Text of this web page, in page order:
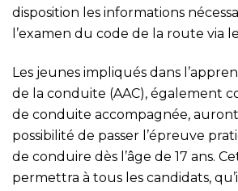
disposition les informations
l’examen du code de la route via
Les jeunes impliqués dans
de la conduite (AAC), également
de conduite accompagnée,
possibilité de passer l’épreuve
de conduire dès l’âge de 17 ans.
permettra à tous les candidats,